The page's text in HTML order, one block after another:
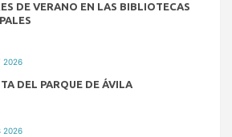
DE VERANO EN LAS BIBLIOTECAS
2026
DEL PARQUE DE ÁVILA
2026